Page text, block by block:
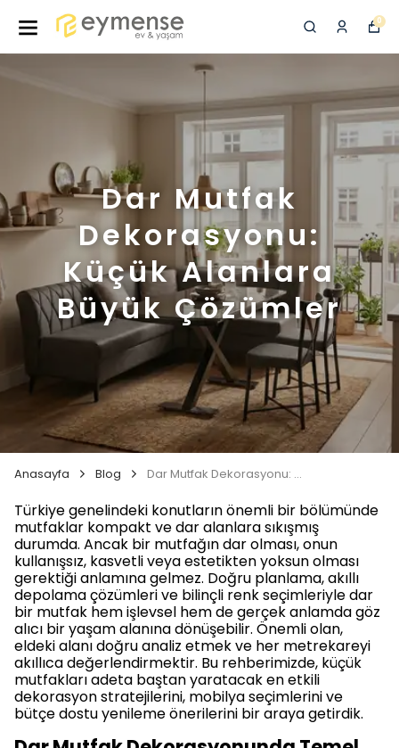
0
Dar Mutfak
Dekorasyonu:
Küçük Alanlara
Büyük Çözümler
Anasayfa Blog Dar Mutfak Dekorasyonu: Küçük Alanlara Büyük Çözümler
Türkiye genelindeki konutların önemli bir bölümünde
mutfaklar kompakt ve dar alanlara sıkışmış
durumda. Ancak bir mutfağın dar olması, onun
kullanışsız, kasvetli veya estetikten yoksun olması
gerektiği anlamına gelmez. Doğru planlama, akıllı
depolama çözümleri ve bilinçli renk seçimleriyle dar
bir mutfak hem işlevsel hem de gerçek anlamda göz
alıcı bir yaşam alanına dönüşebilir. Önemli olan,
eldeki alanı doğru analiz etmek ve her metrekareyi
akıllıca değerlendirmektir. Bu rehberimizde, küçük
mutfakları adeta baştan yaratacak en etkili
dekorasyon stratejilerini, mobilya seçimlerini ve
bütçe dostu yenileme önerilerini bir araya getirdik.